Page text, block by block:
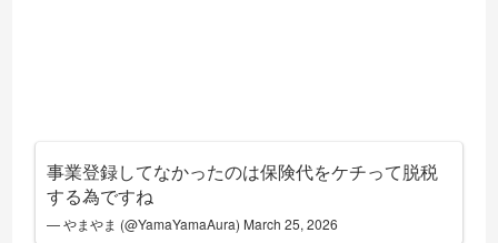
事業登録してなかったのは保険代をケチって脱税
する為ですね
— やまやま (@YamaYamaAura) March 25, 2026